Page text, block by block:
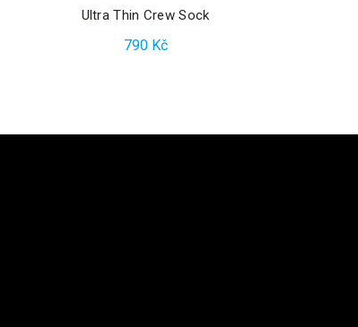
Ultra Thin Crew Sock
790 Kč